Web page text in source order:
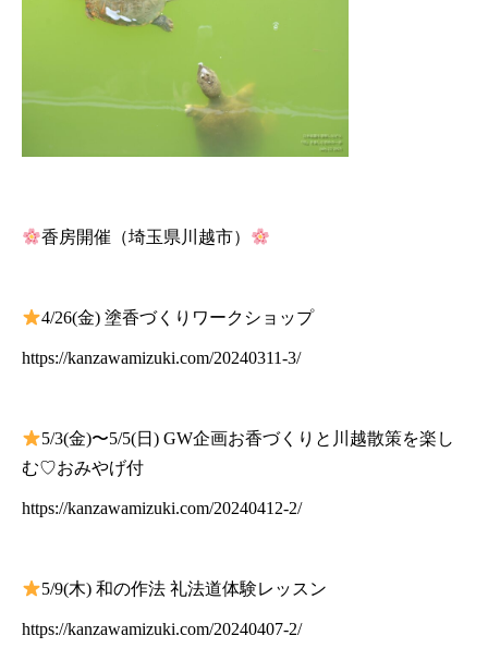
香房開催（埼玉県川越市）
4/26(金) 塗香づくりワークショップ
https://kanzawamizuki.com/20240311-3/
5/3(金)〜5/5(日) GW企画お香づくりと川越散策を楽し
む♡おみやげ付
https://kanzawamizuki.com/20240412-2/
5/9(木) 和の作法 礼法道体験レッスン
https://kanzawamizuki.com/20240407-2/